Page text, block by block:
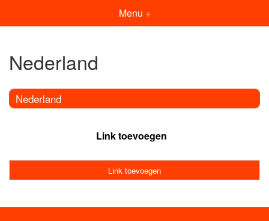
Menu +
Nederland
Nederland
Link toevoegen
Link toevoegen